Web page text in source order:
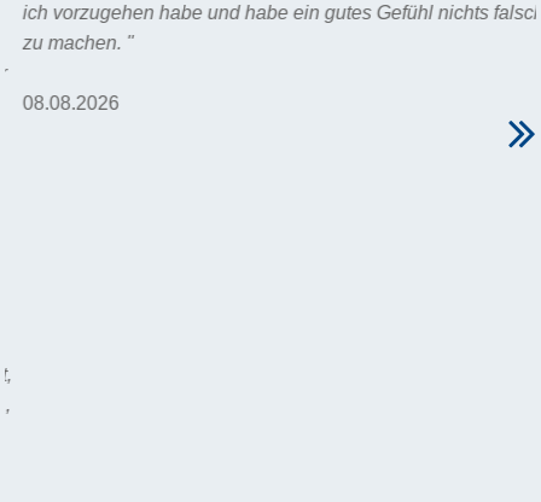
ich vorzugehen habe und habe ein gutes Gefühl nichts falsch
zu machen. "
08.08.2026